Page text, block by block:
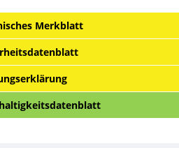
Merkblatt